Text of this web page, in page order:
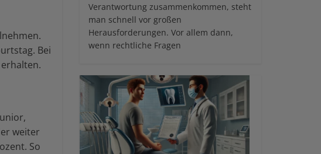
Bei
weiter
So
Verantwortung zusammenkommen, steht
man schnell vor großen
Herausforderungen. Vor allem dann,
wenn rechtliche Fragen